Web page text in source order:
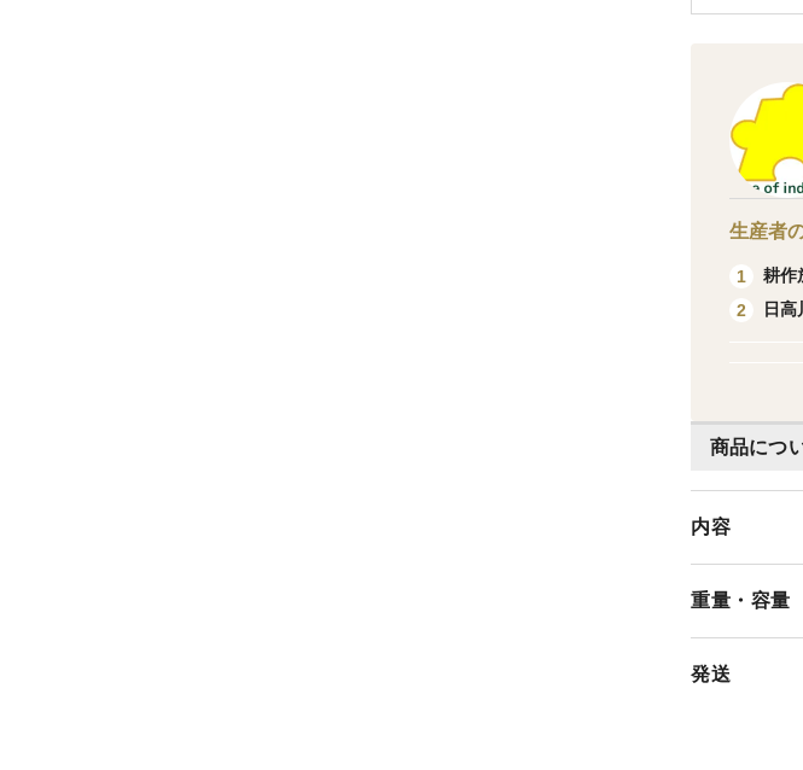
商品につ
内容
重量・ 容量
発送
生産者
1
耕作
2
日